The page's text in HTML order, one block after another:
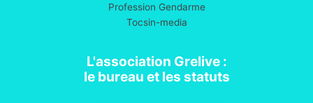
Profession Gendarme
Tocsin-media
L'association Grelive :
le bureau et les statuts